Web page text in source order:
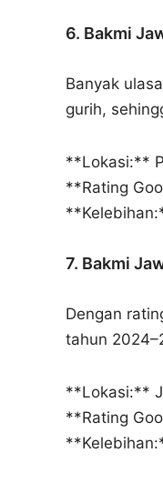
6. Bakmi
Banyak
gurih,
**Lokasi:**
**Rating
7. Bakmi
Dengan
tahun
**Lokasi:**
**Rating